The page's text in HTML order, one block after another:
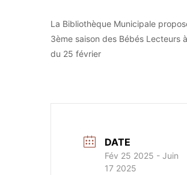
La Bibliothèque Municipale
3ème saison des Bébés Lecteurs
du 25 février
DATE
Fév 25 2025 - Juin
17 2025